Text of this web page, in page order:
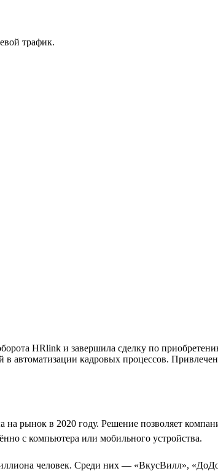
трафик.
HRlink и завершила сделку по
в автоматизации кадровых процессов.
рынок в 2020 году. Решение позволяет
с компьютера или мобильного устройства.
человек. Среди них — «ВкусВилл»,